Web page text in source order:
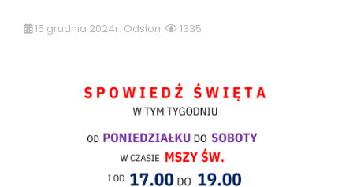
15 grudnia 2024r. Odsłon: 1335